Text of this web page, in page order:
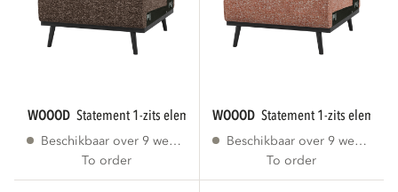
WOOOD statement 1-zits element bruin melange...
Beschikbaar over 9 weken
To order
WOOOD statement 1-zits
Beschikbaar over 9 weken
To order